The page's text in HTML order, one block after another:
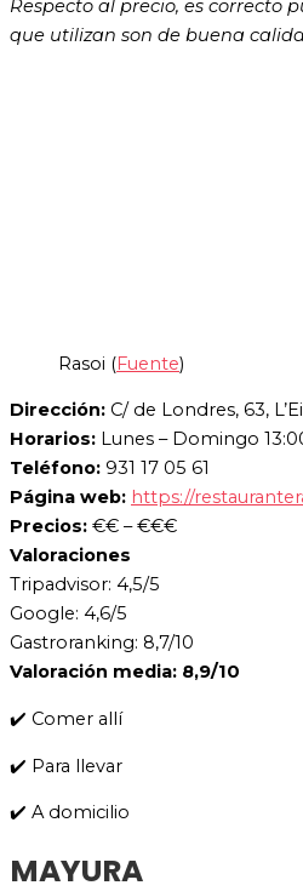
Respecto al precio, es correcto
que utilizan son de buena
Rasoi (Fuente)
Dirección: C/ de Londres, 63,
Horarios: Lunes – Domingo
Teléfono: 931 17 05 61
Página web: https://
Precios: €€ – €€€
Valoraciones
Tripadvisor: 4,5/5
Google: 4,6/5
Gastroranking: 8,7/10
Valoración media: 8,9/10
✔️ Comer allí
✔️ Para llevar
✔️ A domicilio
MAYURA